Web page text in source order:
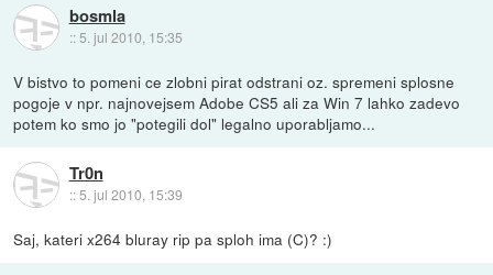
bosmla
:: 5. jul 2010, 15:35
V bistvo to pomeni ce zlobni pirat odstrani oz. spremeni splosne
pogoje v npr. najnovejsem Adobe CS5 ali za Win 7 lahko zadevo
potem ko smo jo "potegili dol" legalno uporabljamo...
Tr0n
::5. jul 2010, 15:39
Saj, kateri x264 bluray rip pa sploh ima (C)? :)